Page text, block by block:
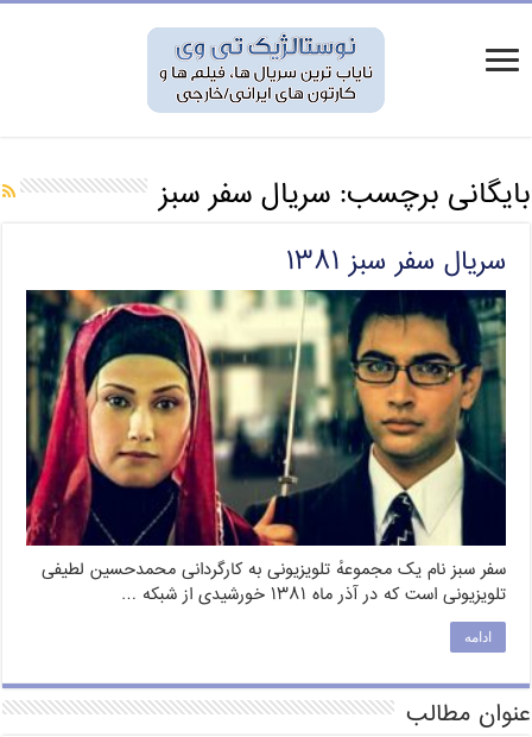
بایگانی برچسب:سریال سفر سبز
سریال سفر سبز ۱۳۸۱
سفر سبز نام یک مجموعهٔ تلویزیونی به کارگردانی محمدحسین لطیفی
تلویزیونی است که در آذر ماه ۱۳۸۱ خورشیدی از شبکه …
ادامه
عنوان مطالب